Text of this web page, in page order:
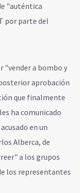
"auténtica
por parte del
"vender a bombo y
aprobación
que finalmente
ha comunicado
en un
Alberca, de
a los grupos
los representantes